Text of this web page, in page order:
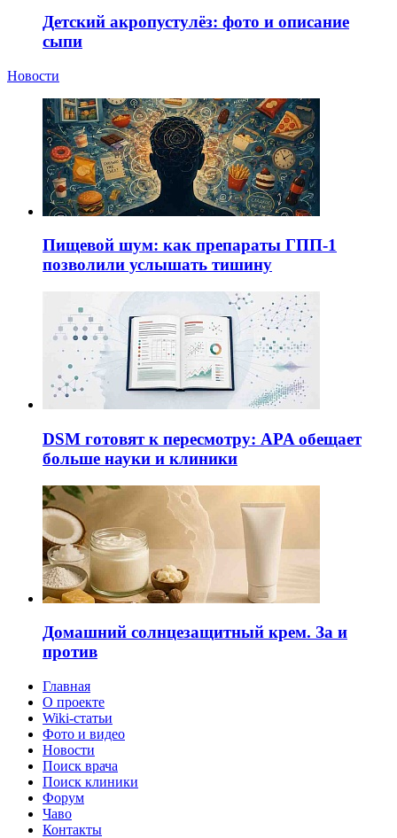
Детский акропустулёз: фото и описание
сыпи
Новости
Пищевой шум: как препараты ГПП-1
позволили услышать тишину
DSM готовят к пересмотру: APA обещает
больше науки и клиники
Домашний солнцезащитный крем. За и
против
Главная
О проекте
Wiki-статьи
Фото и видео
Новости
Поиск врача
Поиск клиники
Форум
Чаво
Контакты